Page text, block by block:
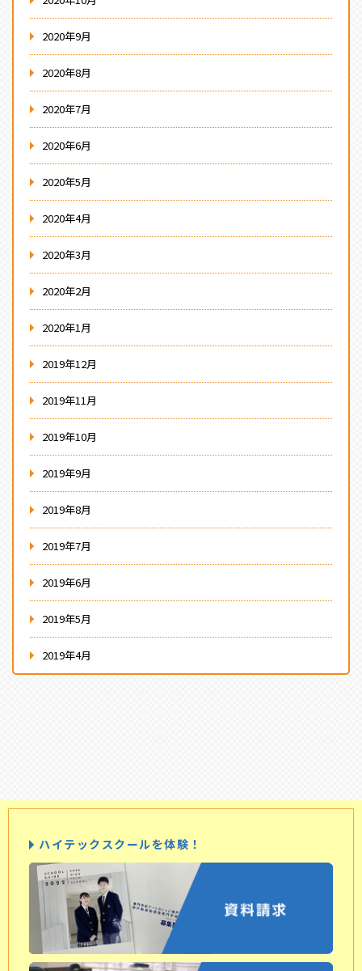
2020年9月
2020年8月
2020年7月
2020年6月
2020年5月
2020年4月
2020年3月
2020年2月
2020年1月
2019年12月
2019年11月
2019年10月
2019年9月
2019年8月
2019年7月
2019年6月
2019年5月
2019年4月
ハイテックスクールを体験！